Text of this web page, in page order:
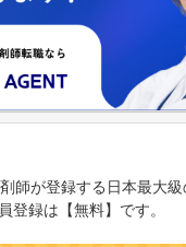
師が登録する日本最大
登録は【無料】です。